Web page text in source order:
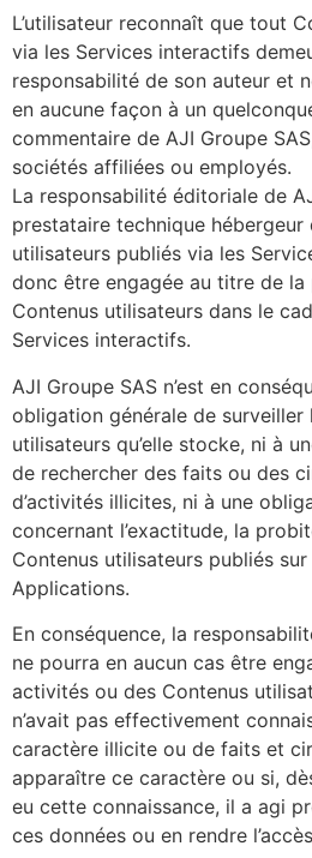
L’utilisateur reconnaît que tout
via les Services interactifs
responsabilité de son auteur et
en aucune façon à un
commentaire de AJI Groupe
sociétés affiliées ou employés.
La responsabilité éditoriale de
prestataire technique hébergeur
utilisateurs publiés via les
donc être engagée au titre de
Contenus utilisateurs dans le
Services interactifs.
AJI Groupe SAS n’est en
obligation générale de surveiller
utilisateurs qu’elle stocke, ni à
de rechercher des faits ou des
d’activités illicites, ni à une
concernant l’exactitude, la
Contenus utilisateurs publiés
Applications.
En conséquence, la
ne pourra en aucun cas être
activités ou des Contenus
n’avait pas effectivement
caractère illicite ou de faits et
apparaître ce caractère ou si,
eu cette connaissance, il a agi
ces données ou en rendre